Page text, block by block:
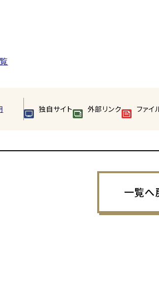
独自サイト 外部リンク ファイ
一覧へ